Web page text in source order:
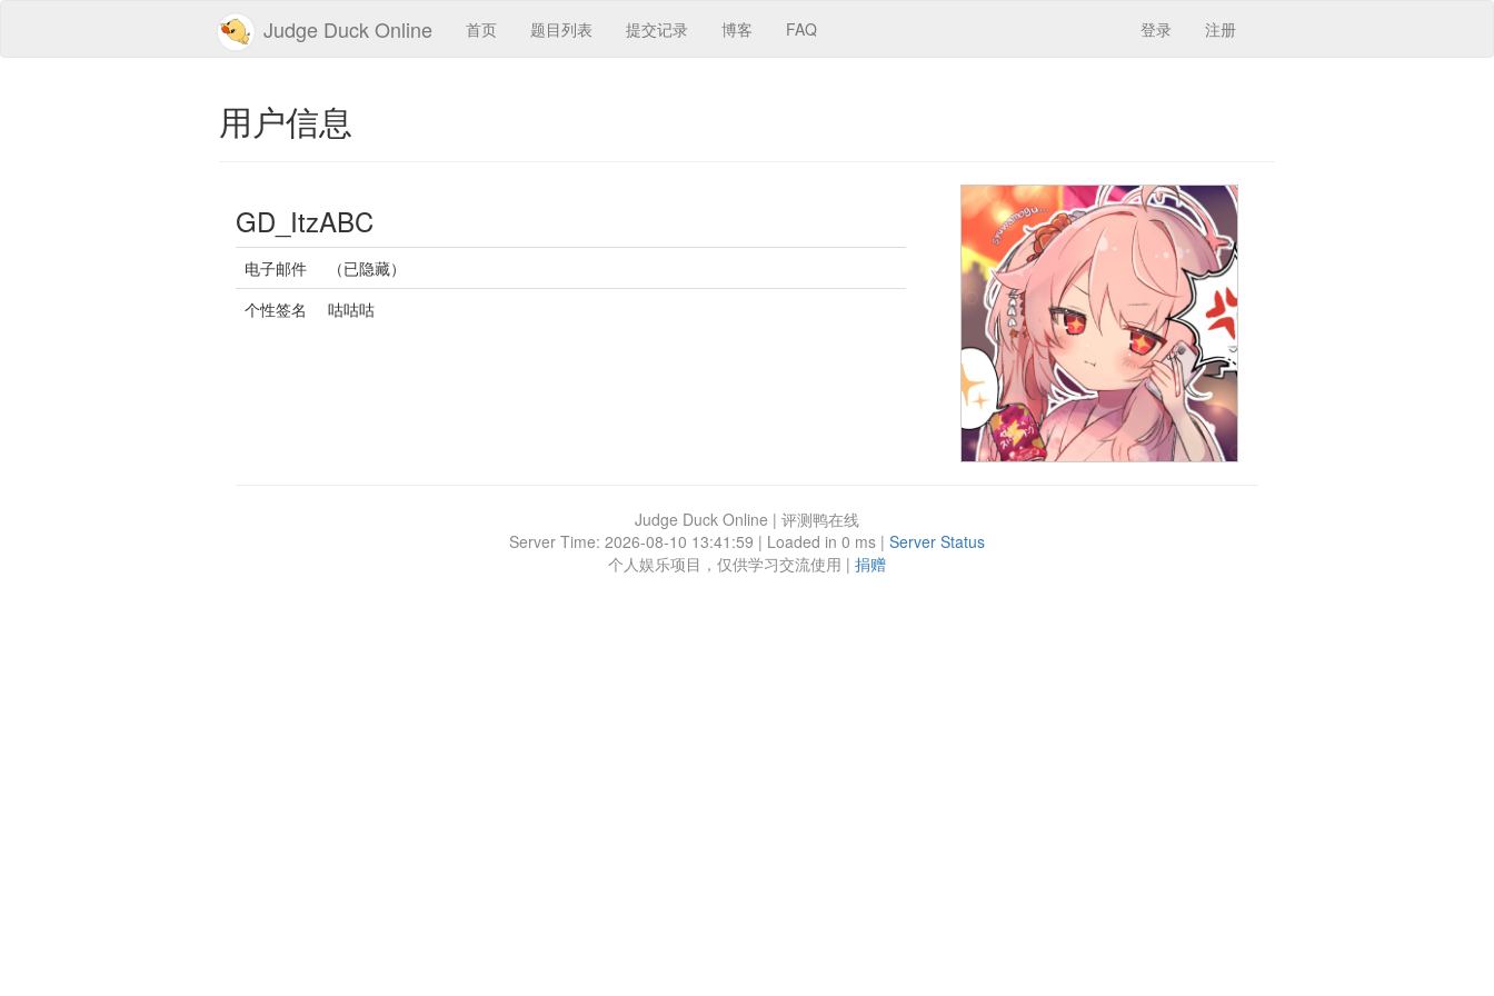
Judge Duck Online 首页 题目列表 提交记录 博客 FAQ 登录 注册
用户信息
GD_ItzABC
电子邮件
（已隐藏）
个性签名
咕咕咕
Judge Duck Online | 评测鸭在线
Server Time: 2026-08-10 13:41:59 | Loaded in 0 ms | Server Status
个人娱乐项目，仅供学习交流使用 | 捐赠